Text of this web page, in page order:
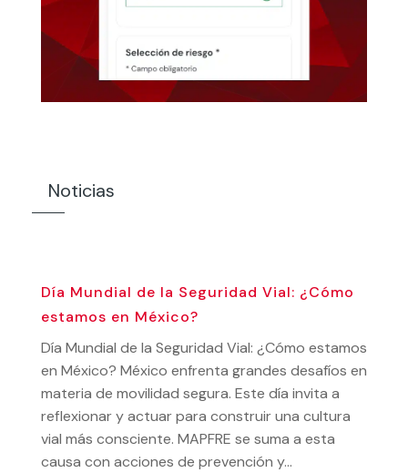
Noticias
Día Mundial de la Seguridad Vial: ¿Cómo
estamos en México?
Día Mundial de la Seguridad Vial: ¿Cómo estamos
en México? México enfrenta grandes desafíos en
materia de movilidad segura. Este día invita a
reflexionar y actuar para construir una cultura
vial más consciente. MAPFRE se suma a esta
causa con acciones de prevención y...